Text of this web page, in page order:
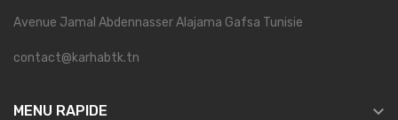
Avenue Jamal Abdennasser Alajama Gafsa Tunisie
contact@karhabtk.tn
MENU RAPIDE 